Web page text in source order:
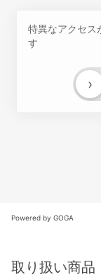
特異なアクセス
す
›
Powered by GOGA
取り扱い商品